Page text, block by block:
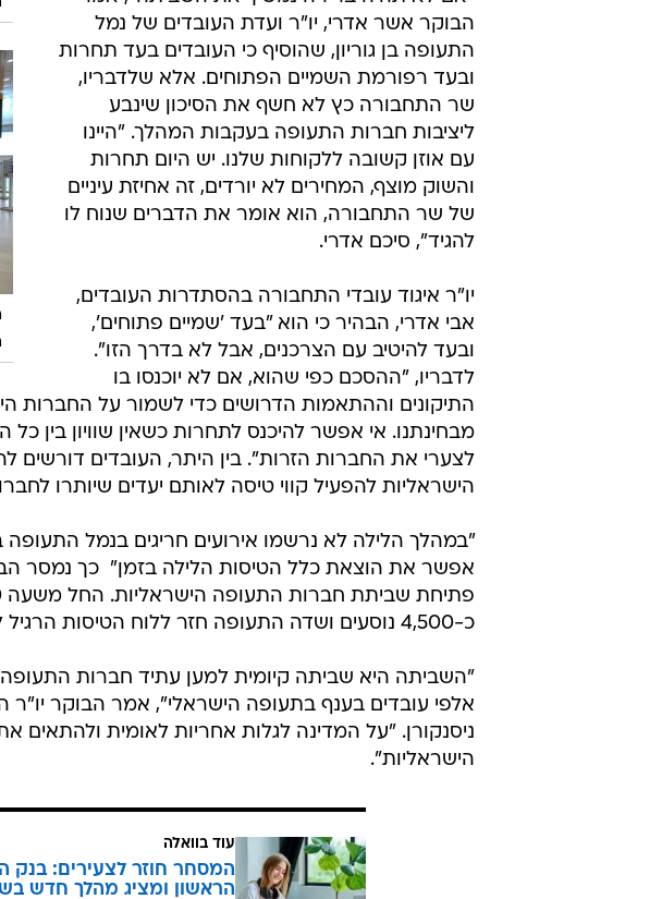
מאירופה להפעיל קווי טיסה מישראל אל היבשת
ובחזרה. מטרת הרפורמה של משרד התחבורה
היא עידוד תחרות בין החברות, ובכך להוזיל את
המחירים עבור הצרכן הישראלי. בנוסף, תתאפשר
טיסה ליעדים שכיום אין אליהם טיסות ישירות
מישראל. עובדי החברות מבקשים להדגיש כי הם
לא מתנגדים להסכם, למרות כוונת השביתה.
"אם לא תהיה ברירה נמשיך את השביתה", אמר
התעופה בן גוריון, שהוסיף כי העובדים בעד תחרות
ובעד רפורמת השמיים הפתוחים. אלא שלדבריו,
שר התחבורה כץ לא חשף את הסיכון שינבע
ליציבות חברות התעופה בעקבות המהלך. "היינו
עם אוזן קשובה ללקוחות שלנו. יש היום תחרות
והשוק מוצף, המחירים לא יורדים, זה אחיזת עיניים
של שר התחבורה, הוא אומר את הדברים שנוח לו
להגיד", סיכם אדרי.
יו"ר איגוד עובדי התחבורה בהסתדרות העובדים,
אבי אדרי, הבהיר כי הוא "בעד 'שמיים פתוחים',
ובעד להיטיב עם הצרכנים, אבל לא בדרך הזו".
לדבריו, "ההסכם כפי שהוא, אם לא יוכנסו בו
מבחינתנו. אי אפשר להיכנס לתחרות כשאין שוויון בין
לצערי את החברות הזרות". בין היתר, העובדים דורשים
הישראליות להפעיל קווי טיסה לאותם יעדים שיותרו